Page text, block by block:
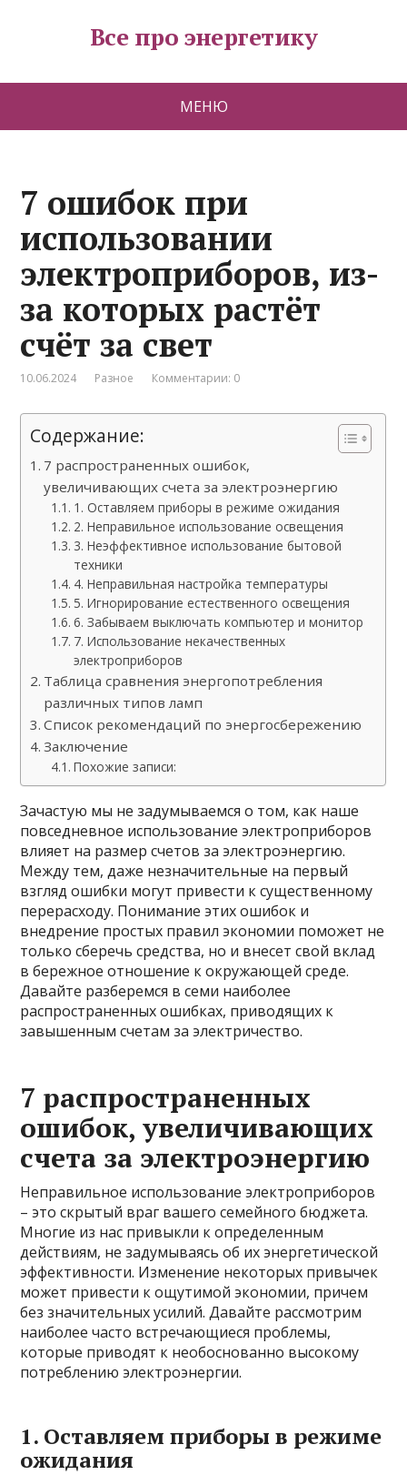
Все про энергетику
МЕНЮ
7 ошибок при
использовании
электроприборов, из-
за которых растёт
счёт за свет
10.06.2024 Разное Комментарии: 0
Содержание:
7 распространенных ошибок,
увеличивающих счета за электроэнергию
1. Оставляем приборы в режиме ожидания
2. Неправильное использование освещения
3. Неэффективное использование бытовой
техники
4. Неправильная настройка температуры
5. Игнорирование естественного освещения
6. Забываем выключать компьютер и монитор
7. Использование некачественных
электроприборов
Таблица сравнения энергопотребления
различных типов ламп
Список рекомендаций по энергосбережению
Заключение
Похожие записи:
Зачастую мы не задумываемся о том, как наше
повседневное использование электроприборов
влияет на размер счетов за электроэнергию.
Между тем, даже незначительные на первый
взгляд ошибки могут привести к существенному
перерасходу. Понимание этих ошибок и
внедрение простых правил экономии поможет не
только сберечь средства, но и внесет свой вклад
в бережное отношение к окружающей среде.
Давайте разберемся в семи наиболее
распространенных ошибках, приводящих к
завышенным счетам за электричество.
7 распространенных
ошибок, увеличивающих
счета за электроэнергию
Неправильное использование электроприборов
– это скрытый враг вашего семейного бюджета.
Многие из нас привыкли к определенным
действиям, не задумываясь об их энергетической
эффективности. Изменение некоторых привычек
может привести к ощутимой экономии, причем
без значительных усилий. Давайте рассмотрим
наиболее часто встречающиеся проблемы,
которые приводят к необоснованно высокому
потреблению электроэнергии.
1. Оставляем приборы в режиме
ожидания